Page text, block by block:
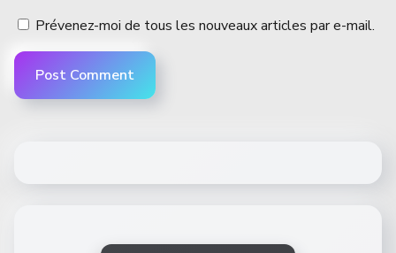
Prévenez-moi de tous les nouveaux articles par e-mail.